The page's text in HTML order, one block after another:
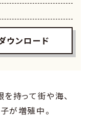
ウンロード
持って街や海、
が増殖中。